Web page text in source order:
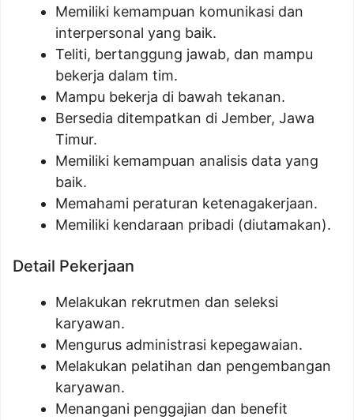
Memiliki kemampuan komunikasi dan
interpersonal yang baik.
Teliti, bertanggung jawab, dan mampu
bekerja dalam tim.
Mampu bekerja di bawah tekanan.
Bersedia ditempatkan di Jember, Jawa
Timur.
Memiliki kemampuan analisis data yang
baik.
Memahami peraturan ketenagakerjaan.
Memiliki kendaraan pribadi (diutamakan).
Detail Pekerjaan
Melakukan rekrutmen dan seleksi
karyawan.
Mengurus administrasi kepegawaian.
Melakukan pelatihan dan pengembangan
karyawan.
Menangani penggajian dan benefit